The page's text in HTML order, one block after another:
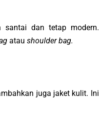
santai dan tetap modern.
ataushoulder bag.
juga jaket kulit. Ini